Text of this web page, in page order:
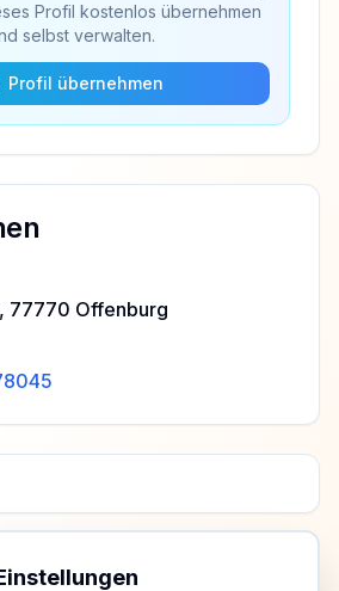
Profil kostenlos übernehmen
selbst verwalten.
Profil übernehmen
77770 Offenburg